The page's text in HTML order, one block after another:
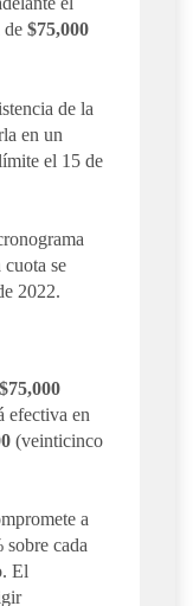
de $75,000
de la
en un
el 15 de
se
2022.
$75,000
efectiva en
(veinticinco
a
cada
El